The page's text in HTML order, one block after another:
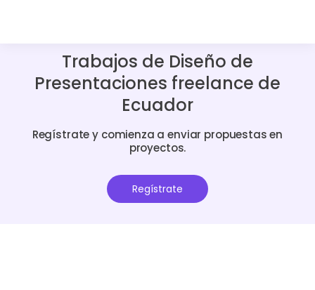
Trabajos de Diseño de
Presentaciones freelance de
Ecuador
Regístrate y comienza a enviar propuestas en
proyectos.
Regístrate